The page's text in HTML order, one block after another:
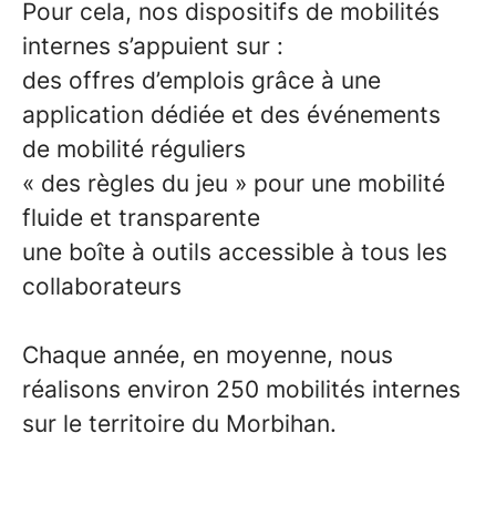
Pour cela, nos dispositifs de mobilités
internes s’appuient sur :
des offres d’emplois grâce à une
application dédiée et des événements
de mobilité réguliers
« des règles du jeu » pour une mobilité
fluide et transparente
une boîte à outils accessible à tous les
collaborateurs
Chaque année, en moyenne, nous
réalisons environ 250 mobilités internes
sur le territoire du Morbihan.